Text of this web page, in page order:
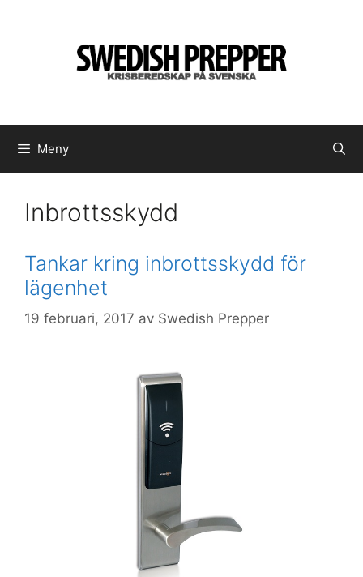
Meny
Inbrottsskydd
Tankar kring inbrottsskydd för
lägenhet
19 februari, 2017 av Swedish Prepper